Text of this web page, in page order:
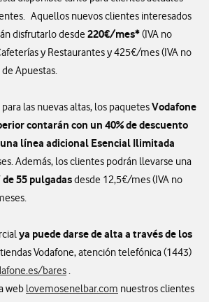
Aquellos nuevos clientes interesados
disfrutarlo desde 220€/mes*(IVA no
y Restaurantes y 425€/mes (IVA no
Apuestas.
las nuevas altas, los paquetesVodafone
contarán con un 40% de descuento
línea adicional Esencial Ilimitada
Además, los clientes podrán llevarse una
55 pulgadasdesde 12,5€/mes (IVA no
ya puede darse de alta a través de los
Vodafone, atención telefónica (1443)
bares.
web lovemosenelbar.com nuestros clientes